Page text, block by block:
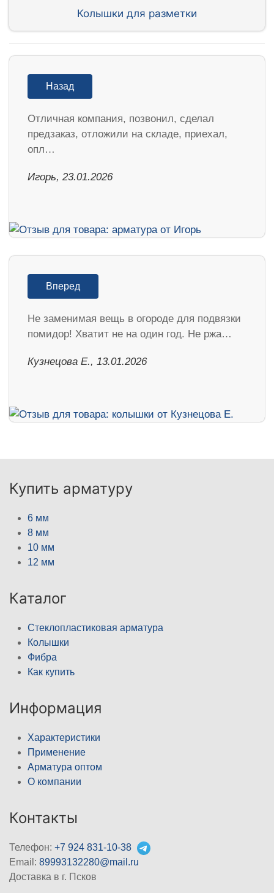
Колышки для разметки
Назад
Отличная компания, позвонил, сделал
предзаказ, отложили на складе, приехал,
опл…
Игорь, 23.01.2026
Вперед
Не заменимая вещь в огороде для подвязки
помидор! Хватит не на один год. Не ржа…
Кузнецова Е., 13.01.2026
Купить арматуру
6 мм
8 мм
10 мм
12 мм
Каталог
Стеклопластиковая арматура
Колышки
Фибра
Как купить
Информация
Характеристики
Применение
Арматура оптом
О компании
Контакты
Телефон: +7 924 831-10-38
Email: 89993132280@mail.ru
Доставка в г. Псков